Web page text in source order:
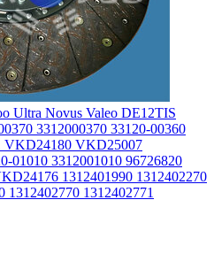
Ultra Novus Valeo DE12TIS
3312000370 33120-00360
VKD24180 VKD25007
01010 3312001010 96726820
1312401990 1312402270
1312402770 1312402771